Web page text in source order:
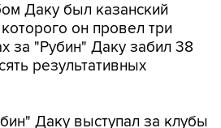
Даку был казанский
он провел три
за "Рубин" Даку забил 38
результативных
Даку выступал за клубы